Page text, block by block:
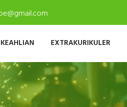
EXTRAKURIKULER